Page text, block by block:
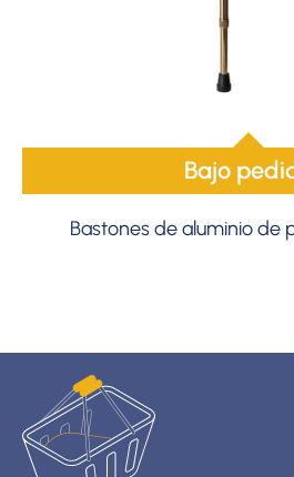
Bajo
Bastones de aluminio de